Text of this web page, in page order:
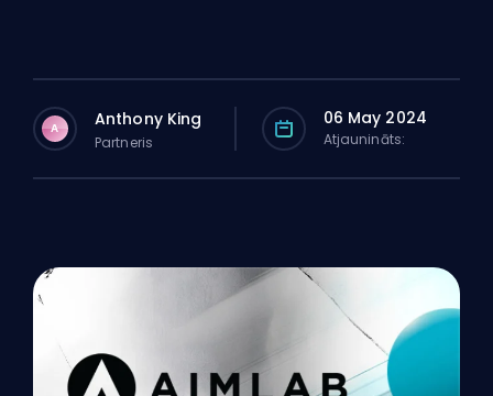
A Anthony King
Partneris
06 May 2024
Atjaunināts: